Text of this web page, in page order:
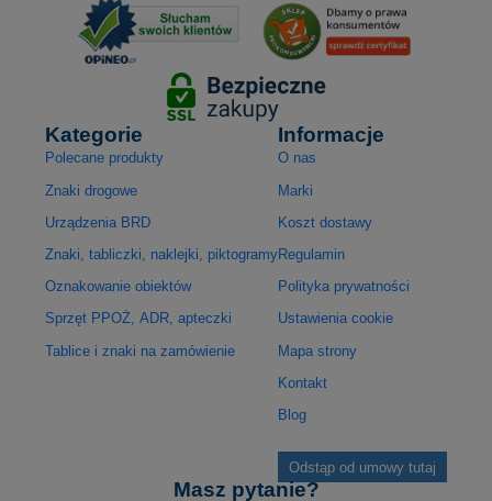
Kategorie
Polecane produkty
Znaki drogowe
Urządzenia BRD
Znaki, tabliczki, naklejki, piktogramy
Oznakowanie obiektów
Sprzęt PPOŻ, ADR, apteczki
Tablice i znaki na zamówienie
Informacje
O nas
Marki
Koszt dostawy
Regulamin
Polityka prywatności
Ustawienia cookie
Mapa strony
Kontakt
Blog
Odstąp od umowy tutaj
Masz pytanie?